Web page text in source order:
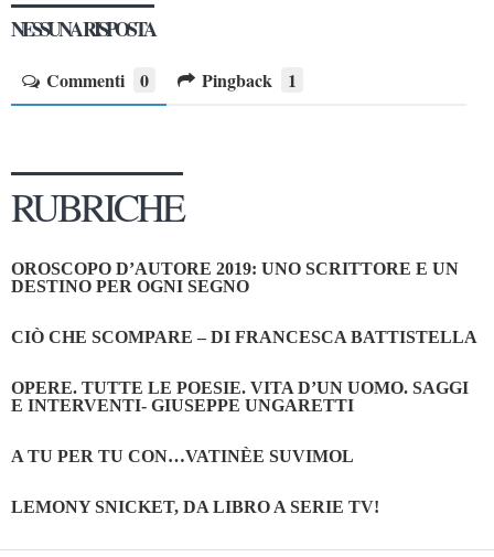
NESSUNA RISPOSTA
Commenti 0 Pingback 1
RUBRICHE
OROSCOPO D’AUTORE 2019: UNO SCRITTORE E UN
DESTINO PER OGNI SEGNO
CIÒ CHE SCOMPARE – DI FRANCESCA BATTISTELLA
OPERE. TUTTE LE POESIE. VITA D’UN UOMO. SAGGI
E INTERVENTI- GIUSEPPE UNGARETTI
A TU PER TU CON…VATINÈE SUVIMOL
LEMONY SNICKET, DA LIBRO A SERIE TV!